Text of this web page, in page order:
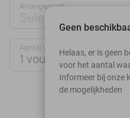
Arrangement
Selecteer jouw deal
Aantal vouchers:
1 voucher
Geen
Helaas, er is geen
voor het aantal
Informeer bij onze
de mogelijkheden